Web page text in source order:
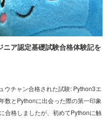
ア認定基礎試験合格体験記を
チャン合格された試験: Python3エ
数とPythonに出会った際の第一印象
合格しましたが、初めてPythonに触